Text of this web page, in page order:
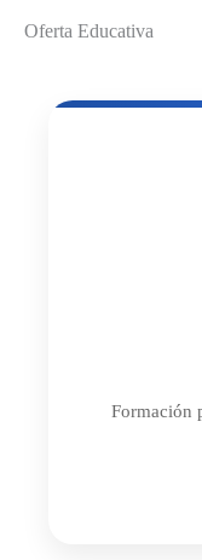
Oferta Educativa
Formación